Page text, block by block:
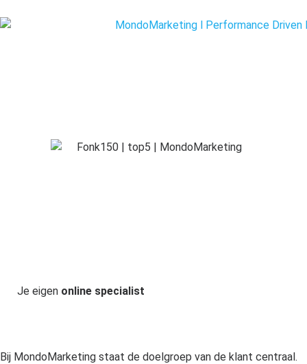
Je eigen online specialist
Bij MondoMarketing staat de doelgroep van de klant centraal.